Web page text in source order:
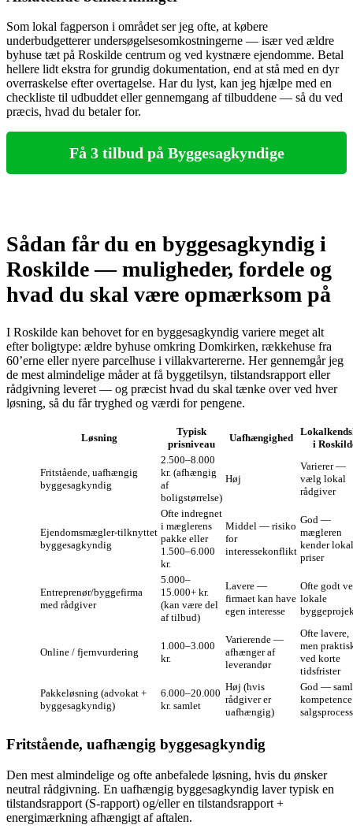
Som lokal fagperson i området ser jeg ofte, at købere
underbudgetterer undersøgelsesomkostningerne — især ved ældre
byhuse tæt på Roskilde centrum og ved kystnære ejendomme. Betal
hellere lidt ekstra for grundig dokumentation, end at stå med en dyr
overraskelse efter overtagelse. Har du lyst, kan jeg hjælpe med en
checkliste til udbuddet eller gennemgang af tilbuddene — så du ved
præcis, hvad du betaler for.
Få 3 tilbud på Byggesagkyndige
Sådan får du en byggesagkyndig i
Roskilde — muligheder, fordele og
hvad du skal være opmærksom på
I Roskilde kan behovet for en byggesagkyndig variere meget alt
efter boligtype: ældre byhuse omkring Domkirken, rækkehuse fra
60’erne eller nyere parcelhuse i villakvartererne. Her gennemgår jeg
de mest almindelige måder at få byggetilsyn, tilstandsrapport eller
rådgivning leveret — og præcist hvad du skal tænke over ved hver
løsning, så du får tryghed og værdi for pengene.
Løsning
Typisk
prisniveau
Uafhængighed
i
Fritstående, uafhængig
byggesagkyndig
2.500–8.000
kr. (afhængig
af
boligstørrelse)
Høj
Varierer —
vælg lokal
rådgiver
Ejendomsmægler‑tilknyttet
byggesagkyndig
Ofte indregnet
i mæglerens
pakke eller
1.500–6.000
kr.
Middel — risiko
for
interessekonflikt
God —
mægleren
kender
priser
Entreprenør/byggefirma
med rådgiver
5.000–
15.000+ kr.
(kan være del
af tilbud)
Lavere —
firmaet kan have
egen interesse
Ofte godt
lokale
Online / fjernvurdering
1.000–3.000
kr.
Varierende —
afhænger af
leverandør
Ofte lavere,
men
ved korte
tidsfrister
Pakkeløsning (advokat +
byggesagkyndig)
6.000–20.000
kr. samlet
Høj (hvis
rådgiver er
uafhængig)
God —
Fritstående, uafhængig byggesagkyndig
Den mest almindelige og ofte anbefalede løsning, hvis du ønsker
neutral rådgivning. En uafhængig byggesagkyndig laver typisk en
tilstandsrapport (S‑rapport) og/eller en tilstandsrapport +
energimærkning afhængigt af aftalen.